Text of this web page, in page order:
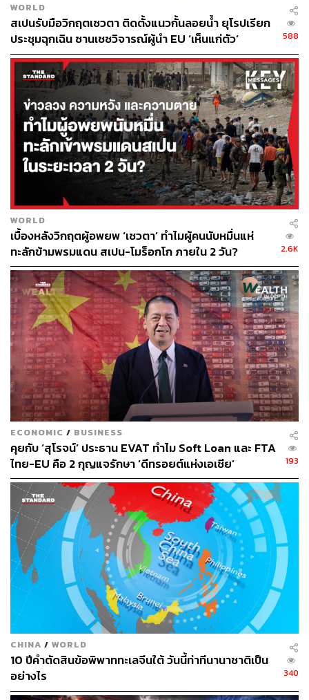
WORLD
สเปนรับมือวิกฤตเซวตา ติดตั้งแนวกั้นลอยน้ำ ยุโรปเรียก
ประชุมฉุกเฉิน ซานเชซวิจารณ์ผู้นำ EU ‘เห็นแก่ตัว’
588
WORLD
เบื้องหลังวิกฤตผู้อพยพ ‘เซวตา’ ทำไมผู้คนนับหมื่นแห่
ทะลักข้ามพรมแดน สเปน-โมร็อกโก ภายใน 2 วัน?
2.6K
ECONOMIC / BUSINESS
คุยกับ ‘สุโรจน์’ ประธาน EVAT ทำไม Soft Loan และ FTA
ไทย-EU คือ 2 กุญแจรักษา ‘ดีทรอยต์แห่งเอเชีย’
193
CHINA / WORLD
10 ปีคำตัดสินข้อพิพาททะเลจีนใต้ วันนี้ท่าทีนานาชาติเป็น
อย่างไร
340